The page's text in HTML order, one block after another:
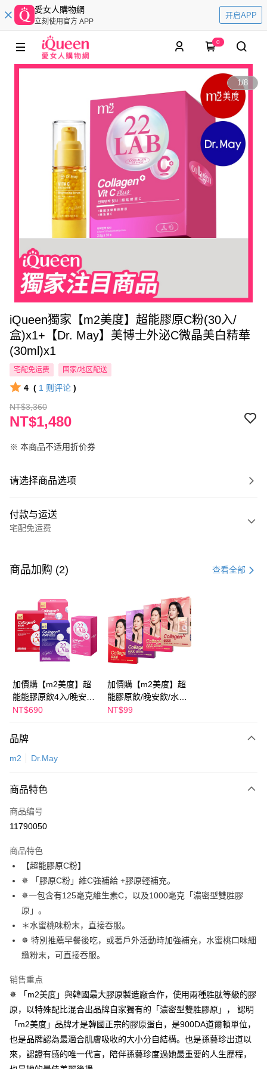
愛女人購物網
立刻使用官方 APP
开启APP
0
1/8
iQueen獨家【m2美度】超能膠原C粉(30入/
盒)x1+【Dr. May】美博士外泌C微晶美白精華
(30ml)x1
宅配免运费 国家/地区配送
4 ( 1 则评论 )
NT$3,360
NT$1,480
※ 本商品不适用折价券
请选择商品选项
付款与运送
宅配免运费
信用卡一次付款
LINE Pay
Apple Pay
街口支付
悠遊付
Google Pay
AFTEE先享后付
相关说明
1. 於付款方式選擇AFTEE先享後付，將跳出AFTEE先享後付手機驗證視
窗。
3. 訂單確認後不需事先繳費，商品會配送至您的指定地址。
4. 下訂完成後，您的手機會收到一封繳費通知簡訊，APP會員則會收到
5. 收到商品當下無需繳費，確認無誤後，請再利用繳費通知簡訊或AFTEE
請留意繳費期限為 14 天。唯有下載 AFTEE App 成為 AFTEE 會員者方能享
有最長 45 天內付款之服務。
繳費期限，為商家向您請款的時間，再加上使用AFTEE可延長的天數所計算
出。使用AFTEE下訂可以延長您收到商品前的繳費天數，但無法保證一定能
商品與否，仍需要請您在AFTEE規定的時間內完成繳費。
1. 初次使用 AFTEE 時，將依認證結果及本公司審查結果，核予每個人不同
2. 結帳金額須大於NT$30
3. 目前僅支援台灣會員
三、聲明條款
「AFTEE先享後付」(下稱本服務)乃由恩沛科技股份有限公司(下稱 AFTEE )
所提供，並由 AFTEE 向您收取款項。因使用本服務所須提供之個人資料(包
运送方式
全家付款取貨
每笔NT$100，满NT$600(含以上)免运费
付款後全家取貨
每笔NT$100，满NT$600(含以上)免运费
萊爾富取貨付款
每笔NT$100，满NT$600(含以上)免运费
付款後萊爾富取貨
每笔NT$100，满NT$600(含以上)免运费
7-11付款取貨
每笔NT$100，满NT$600(含以上)免运费
付款後7-11取貨
每笔NT$100，满NT$600(含以上)免运费
宅配
商品加购 (2) 查看全部
加價購【m2美度】超
能能膠原飲4入/晚安飲
4入/水光飲4入/新生飲
盒)
NT$690
加價購【m2美度】超
能膠原飲/晚安飲/水光
飲/新生飲-孫藝珍推薦
NT$99
品牌
m2 Dr.May
商品特色
商品编号
11790050
商品特色
【超能膠原C粉】
✵ 「膠原C粉」維C強補給 +膠原輕補充。
✵一包含有125毫克維生素C，以及1000毫克「濃密型雙胜膠
原」。
＊水蜜桃味粉末，直接吞服。
✵ 特別推薦早餐後吃，或著戶外活動時加強補充，水蜜桃口味細
緻粉末，可直接吞服。
销售重点
✵ 「m2美度」與韓國最大膠原製造廠合作，使用兩種胜肽等級的膠
原，以特殊配比混合出品牌自家獨有的「濃密型雙胜膠原」， 認明
「m2美度」品牌才是韓國正宗的膠原蛋白，是900DA道爾頓單位，
也是品牌認為最適合肌膚吸收的大小分自結構。也是孫藝珍出道以
來，認證有感的唯一代言，陪伴孫藝珍度過她最重要的人生歷程，